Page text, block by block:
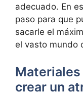
adecuado.‌ En⁤
paso para que
sacarle el
el vasto mundo​
crear​ un